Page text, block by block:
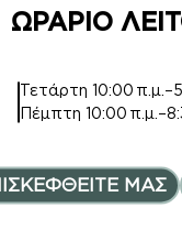
Σ ΜΕ argan
Inspired by
ΩΡΑΡΙΟ
Τετάρτη10:00
Πέμπτη10:00
ΜΑΣ